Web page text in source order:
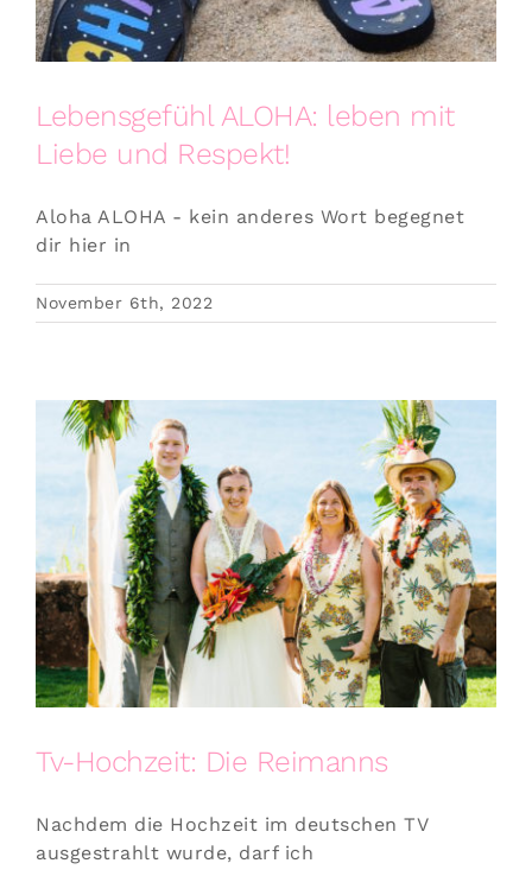
Lebensgefühl ALOHA: leben mit
Liebe und Respekt!
Aloha ALOHA - kein anderes Wort begegnet
dir hier in
November 6th, 2022
Tv-Hochzeit: Die Reimanns
Nachdem die Hochzeit im deutschen TV
ausgestrahlt wurde, darf ich